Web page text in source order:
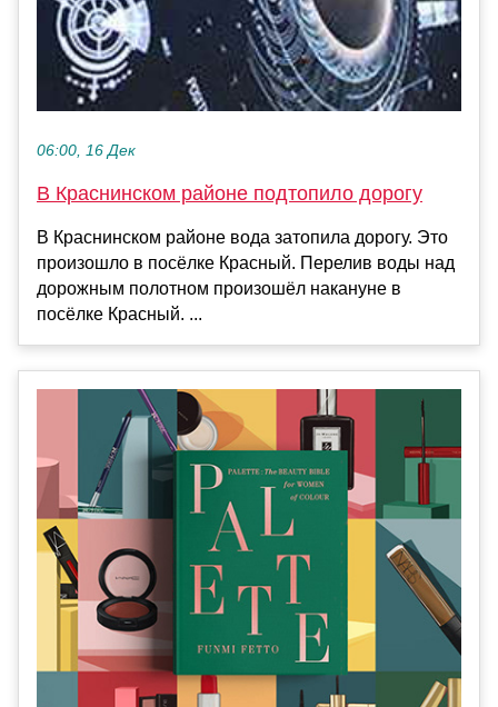
06:00, 16 Дек
В Краснинском районе подтопило дорогу
В Краснинском районе вода затопила дорогу. Это
произошло в посёлке Красный. Перелив воды над
дорожным полотном произошёл накануне в
посёлке Красный. ...